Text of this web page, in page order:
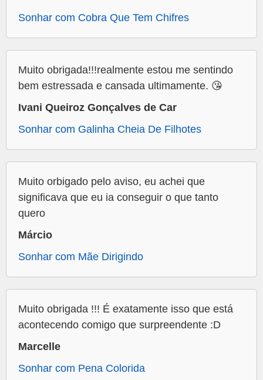
Sonhar com Cobra Que Tem Chifres
Muito obrigada!!!realmente estou me sentindo
bem estressada e cansada ultimamente. 😘
Ivani Queiroz Gonçalves de Car
Sonhar com Galinha Cheia De Filhotes
Muito orbigado pelo aviso, eu achei que
significava que eu ia conseguir o que tanto
quero
Márcio
Sonhar com Mãe Dirigindo
Muito obrigada !!! É exatamente isso que está
acontecendo comigo que surpreendente :D
Marcelle
Sonhar com Pena Colorida